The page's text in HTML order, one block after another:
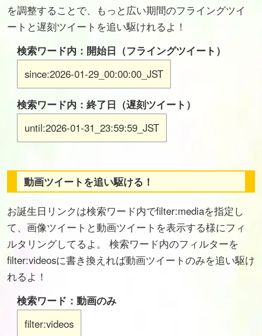
を調整することで、もっと広い期間のフライングツイ
ートと遅刻ツイートを追い駆けれるよ！
検索ワード内：開始日（フライングツイート）
since:2026-01-29_00:00:00_JST
検索ワード内：終了日（遅刻ツイート）
until:2026-01-31_23:59:59_JST
動画ツイートを追い駆ける！
お誕生日リンクは検索ワード内でfilter:mediaを指定し
て、画像ツイートと動画ツイートを表示する様にフィ
ルタリングしてるよ。 検索ワード内のフィルターを
filter:videosに書き換えれば動画ツイートのみを追い駆け
れるよ！
検索ワード：動画のみ
filter:videos